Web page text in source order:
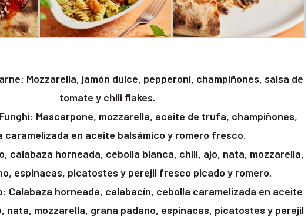
Mozzarella, jamón dulce, pepperoni, champiñones, salsa de
tomate y chili flakes.
Mascarpone, mozzarella, aceite de trufa, champiñones,
caramelizada en aceite balsámico y romero fresco.
calabaza horneada, cebolla blanca, chili, ajo, nata, mozzarella,
espinacas, picatostes y perejil fresco picado y romero.
Calabaza horneada, calabacín, cebolla caramelizada en aceite
nata, mozzarella, grana padano, espinacas, picatostes y perejil